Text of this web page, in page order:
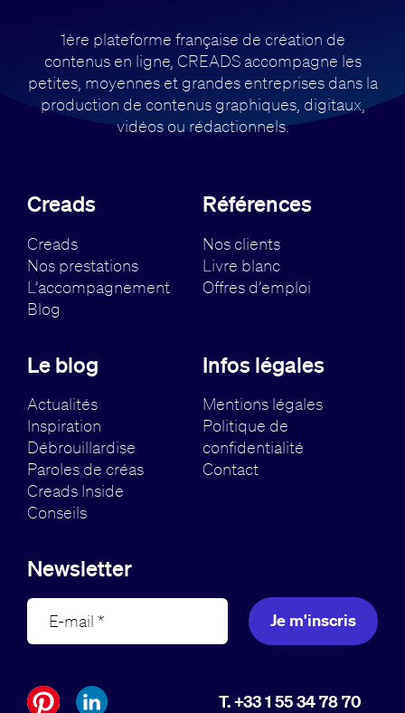
1ère plateforme française de création de
contenus en ligne, CREADS accompagne les
petites, moyennes et grandes entreprises dans la
production de contenus graphiques, digitaux,
vidéos ou rédactionnels.
Creads
Creads
Nos prestations
L’accompagnement
Blog
Références
Nos clients
Livre blanc
Offres d’emploi
Le blog
Actualités
Inspiration
Débrouillardise
Paroles de créas
Creads Inside
Conseils
Infos légales
Mentions légales
Politique de
confidentialité
Contact
Newsletter
Je m'inscris
T. +33 1 55 34 78 70